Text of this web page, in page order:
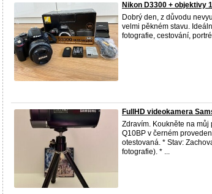
Nikon D3300 + objektivy
Dobrý den, z důvodu
velmi pěkném stavu.
fotografie, cestování,
FullHD videokamera
Zdravím. Koukněte na
Q10BP v černém
otestovaná. * Stav:
fotografie). * ...